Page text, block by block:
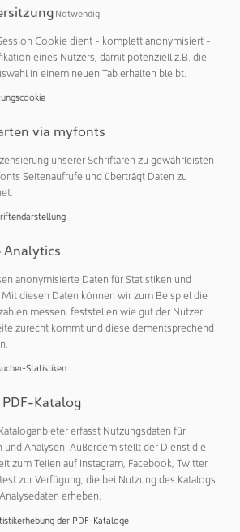
Windows 11 ist
verschiedenen Modellpakete wie
PERFORMANCE und MONITOR
sind selbstverständlich weiterhin
des PILOT 3rd Gen ist seine
zu allen bestehenden Geräteträgern
Dies erleichtert die Integration in
Darüber hinaus können
M32-Anschlüsse an den Seiten des
die Geräte auch mit einer
für ATEX/IECEx ZONE 2/22
1 (2) / DIV 2 ausgestattet werden, um
explosionsgefährdeten Umgebungen
9
Notwendig
Cookie dient - komplett anonymisiert -
eines Nutzers, damit potenziell z.B. die
in einem neuen Tab erhalten bleibt.
via myfonts
unserer Schriftaren zu gewährleisten
Seitenaufrufe und überträgt Daten zu
Analytics
anonymisierte Daten für Statistiken und
Mit diesen Daten können wir zum Beispiel die
messen, feststellen wie gut der Nutzer
zurecht kommt und diese dementsprechend
Statistiken
Katalog
erfasst Nutzungsdaten für
und Analysen. Außerdem stellt der Dienst die
zum Teilen auf Instagram, Facebook, Twitter
zur Verfügung, die bei Nutzung des Katalogs
erheben.
der PDF-Kataloge